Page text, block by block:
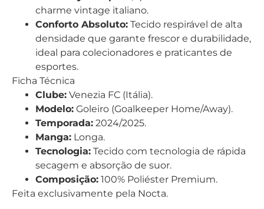
charme vintage italiano.
Conforto Absoluto: Tecido respirável de alta
densidade que garante frescor e durabilidade,
ideal para colecionadores e praticantes de
esportes.
Ficha Técnica
Clube: Venezia FC (Itália).
Modelo: Goleiro (Goalkeeper Home/Away).
Temporada: 2024/2025.
Manga: Longa.
Tecnologia: Tecido com tecnologia de rápida
secagem e absorção de suor.
Composição: 100% Poliéster Premium.
Feita exclusivamente pela Nocta.